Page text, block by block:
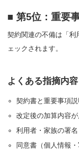
■ 第5位：重要
契約関連の不備は「利
ェックされます。
よくある指摘内容
契約書と重要事項
改定後の加算内容
利用者・家族の署
同意書（個人情報